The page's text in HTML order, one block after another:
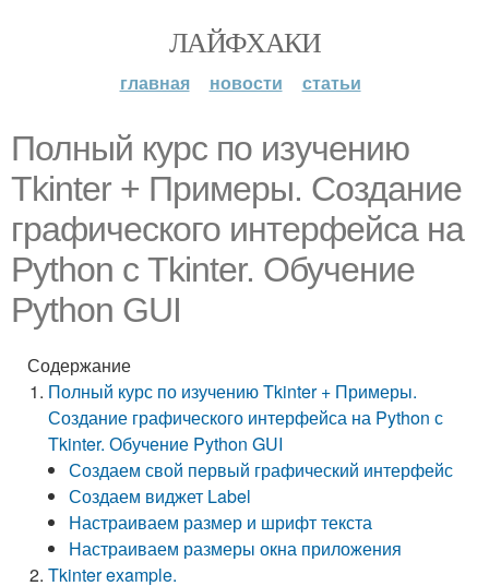
ЛАЙФХАКИ
главная новости статьи
Полный курс по изучению
Tkinter + Примеры. Создание
графического интерфейса на
Python с Tkinter. Обучение
Python GUI
Содержание
Полный курс по изучению Tkinter + Примеры.
Создание графического интерфейса на Python с
Tkinter. Обучение Python GUI
Создаем свой первый графический интерфейс
Создаем виджет Label
Настраиваем размер и шрифт текста
Настраиваем размеры окна приложения
Tkinter example.